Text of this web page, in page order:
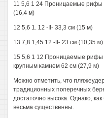
11 5,6 1 24 Проницаемые рифы
(16,4 м)
12 5,6 1. 12 -II- 33,3 см (15 м)
13 7,8 1,45 12 -II- 23 см (10,35 м)
15 5,6 1 12 Проницаемые рифы
крупным камнем 62 см (27,9 м)
Можно отметить, что
традиционных поперечных
достаточно высока. Однако,
весьма существенны.